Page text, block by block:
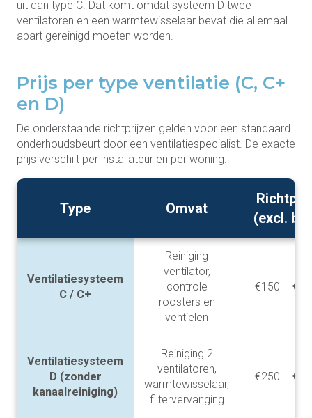
uit dan type C. Dat komt omdat systeem D twee
ventilatoren en een warmtewisselaar bevat die allemaal
apart gereinigd moeten worden.
Prijs per type ventilatie (C, C+
en D)
De onderstaande richtprijzen gelden voor een standaard
onderhoudsbeurt door een ventilatiespecialist. De exacte
prijs verschilt per installateur en per woning.
Type Omvat
(excl.
Ventilatiesysteem
C / C+
Reiniging
ventilator,
controle
roosters en
ventielen
€150 –
Ventilatiesysteem
D (zonder
kanaalreiniging)
Reiniging 2
ventilatoren,
warmtewisselaar,
filtervervanging
€250 –